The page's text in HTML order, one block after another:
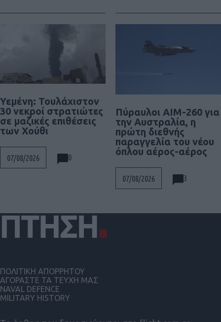
Υεμένη: Τουλάχιστον
30 νεκροί στρατιώτες
σε μαζικές επιθέσεις
των Χούθι
07/08/2026 0
Πύραυλοι AIM-260 για
την Αυστραλία, η
πρώτη διεθνής
παραγγελία του νέου
όπλου αέρος-αέρος
07/08/2026 3
ΠΟΛΙΤΙΚΗ ΑΠΟΡΡΗΤΟΥ
ΑΓΟΡΑΣΤΕ ΤΑ ΤΕΥΧΗ ΜΑΣ
NAVAL DEFENCE
MILITARY HISTORY